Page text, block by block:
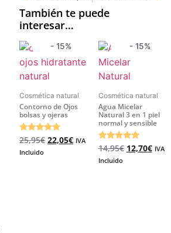
También te puede
interesar…
- 15%
Cosmética natural
Contorno de Ojos
bolsas y ojeras
Valorado
4.69
de 5
25,95€ 22,05€ IVA
Incluido
- 15%
Cosmética natural
Agua Micelar
Natural 3 en 1 piel
normal y sensible
Valorado
5.00
de 5
14,95€ 12,70€ IVA
Incluido